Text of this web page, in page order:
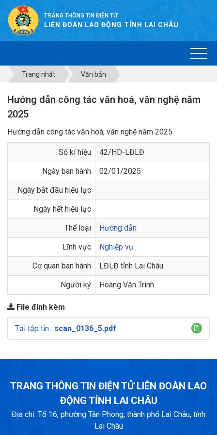
TRANG THÔNG TIN ĐIỆN TỬ
LIÊN ĐOÀN LAO ĐỘNG TỈNH LAI CHÂU
Trang nhất Văn bản
Hướng dẫn công tác văn hoá, văn nghệ năm
2025
Hướng dẫn công tác văn hoá, văn nghệ năm 2025
Số kí hiệu 42/HD-LĐLĐ
Ngày ban hành 02/01/2025
Ngày bắt đầu hiệu lực
Ngày hết hiệu lực
Thể loại Hướng dẫn
Lĩnh vực Nghiệp vụ
Cơ quan ban hành LĐLĐ tỉnh Lai Châu
Người ký Hoàng Văn Trinh
File đính kèm
Tải tập tin : scan_0136_5.pdf
TRANG THÔNG TIN ĐIỆN TỬ LIÊN ĐOÀN LAO
ĐỘNG TỈNH LAI CHÂU
Địa chỉ: Tổ 16, phường Tân Phong, thành phố Lai Châu, tỉnh
Lai Châu